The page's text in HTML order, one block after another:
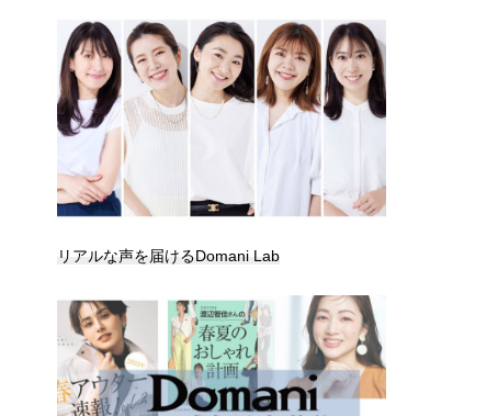
リアルな声を届けるDomani Lab